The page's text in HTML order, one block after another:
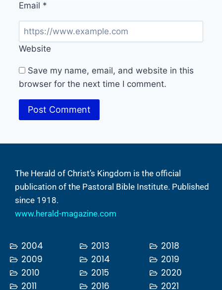
Email *
Website
Save my name, email, and website in this
browser for the next time I comment.
The Herald of Christ’s Kingdom is the official
publication of the Pastoral Bible Institute. Published
since 1918.
www.herald-magazine.com
2004
2009
2010
2011
2013
2014
2015
2016
2018
2019
2020
2021